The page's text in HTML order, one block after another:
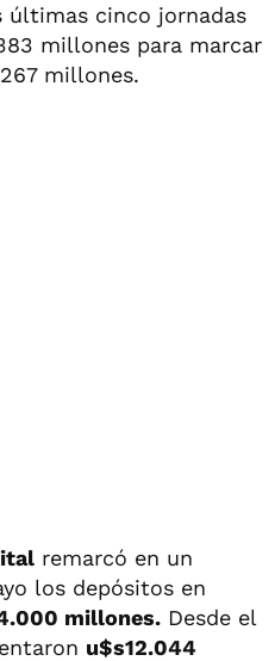
últimas cinco jornadas
millones para marcar
millones.
remarcó en un
los depósitos en
millones. Desde el
u$s12.044